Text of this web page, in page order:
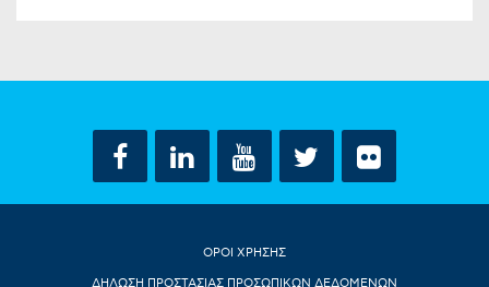
ΟΡΟΙ ΧΡΗΣΗΣ
ΔΗΛΩΣΗ ΠΡΟΣΤΑΣΙΑΣ ΠΡΟΣΩΠΙΚΩΝ ΔΕΔΟΜΕΝΩΝ